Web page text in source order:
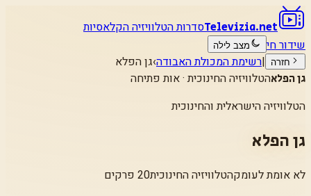
Televizia.netסדרות הטלוויזיה הקלאסיות
שידור חי
מצב לילה
חזרה
|רשימת המכולת האבודה›גן הפלא
גן הפלאהטלוויזיה החינוכית · אות פתיחה
הטלוויזיה הישראלית והחינוכית
גן הפלא
לא אומת לעומקהטלוויזיה החינוכית20 פרקים